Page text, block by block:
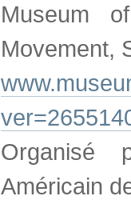
Museum
Movement,
Organisé
Américain